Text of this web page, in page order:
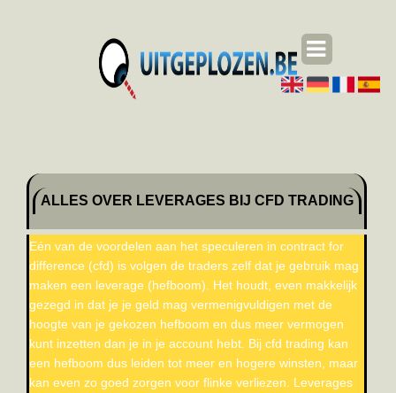
ALLES OVER LEVERAGES BIJ CFD TRADING
Eén van de voordelen aan het speculeren in contract for
difference (cfd) is volgen de traders zelf dat je gebruik mag
maken een leverage (hefboom). Het houdt, even makkelijk
gezegd in dat je je geld mag vermenigvuldigen met de
hoogte van je gekozen hefboom en dus meer vermogen
kunt inzetten dan je in je account hebt. Bij cfd trading kan
een hefboom dus leiden tot meer en hogere winsten, maar
kan even zo goed zorgen voor flinke verliezen. Leverages